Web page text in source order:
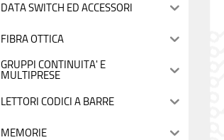
DATA SWITCH ED ACCESSORI
FIBRA OTTICA
GRUPPI CONTINUITA' E
MULTIPRESE
LETTORI CODICI A BARRE
MEMORIE